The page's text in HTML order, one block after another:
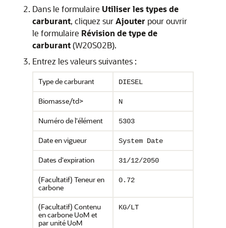
Dans le formulaire Utiliser les types de
carburant, cliquez surAjouter pour ouvrir
le formulaire Révision de type de
carburant(W20S02B).
Entrez les valeurs suivantes :
Type de carburant DIESEL
Biomasse/td> N
Numéro de l'élément 5303
Date en vigueur System Date
Dates d'expiration 31/12/2050
(Facultatif) Teneur en
carbone
0.72
(Facultatif) Contenu
en carbone UoM et
par unité UoM
KG/LT